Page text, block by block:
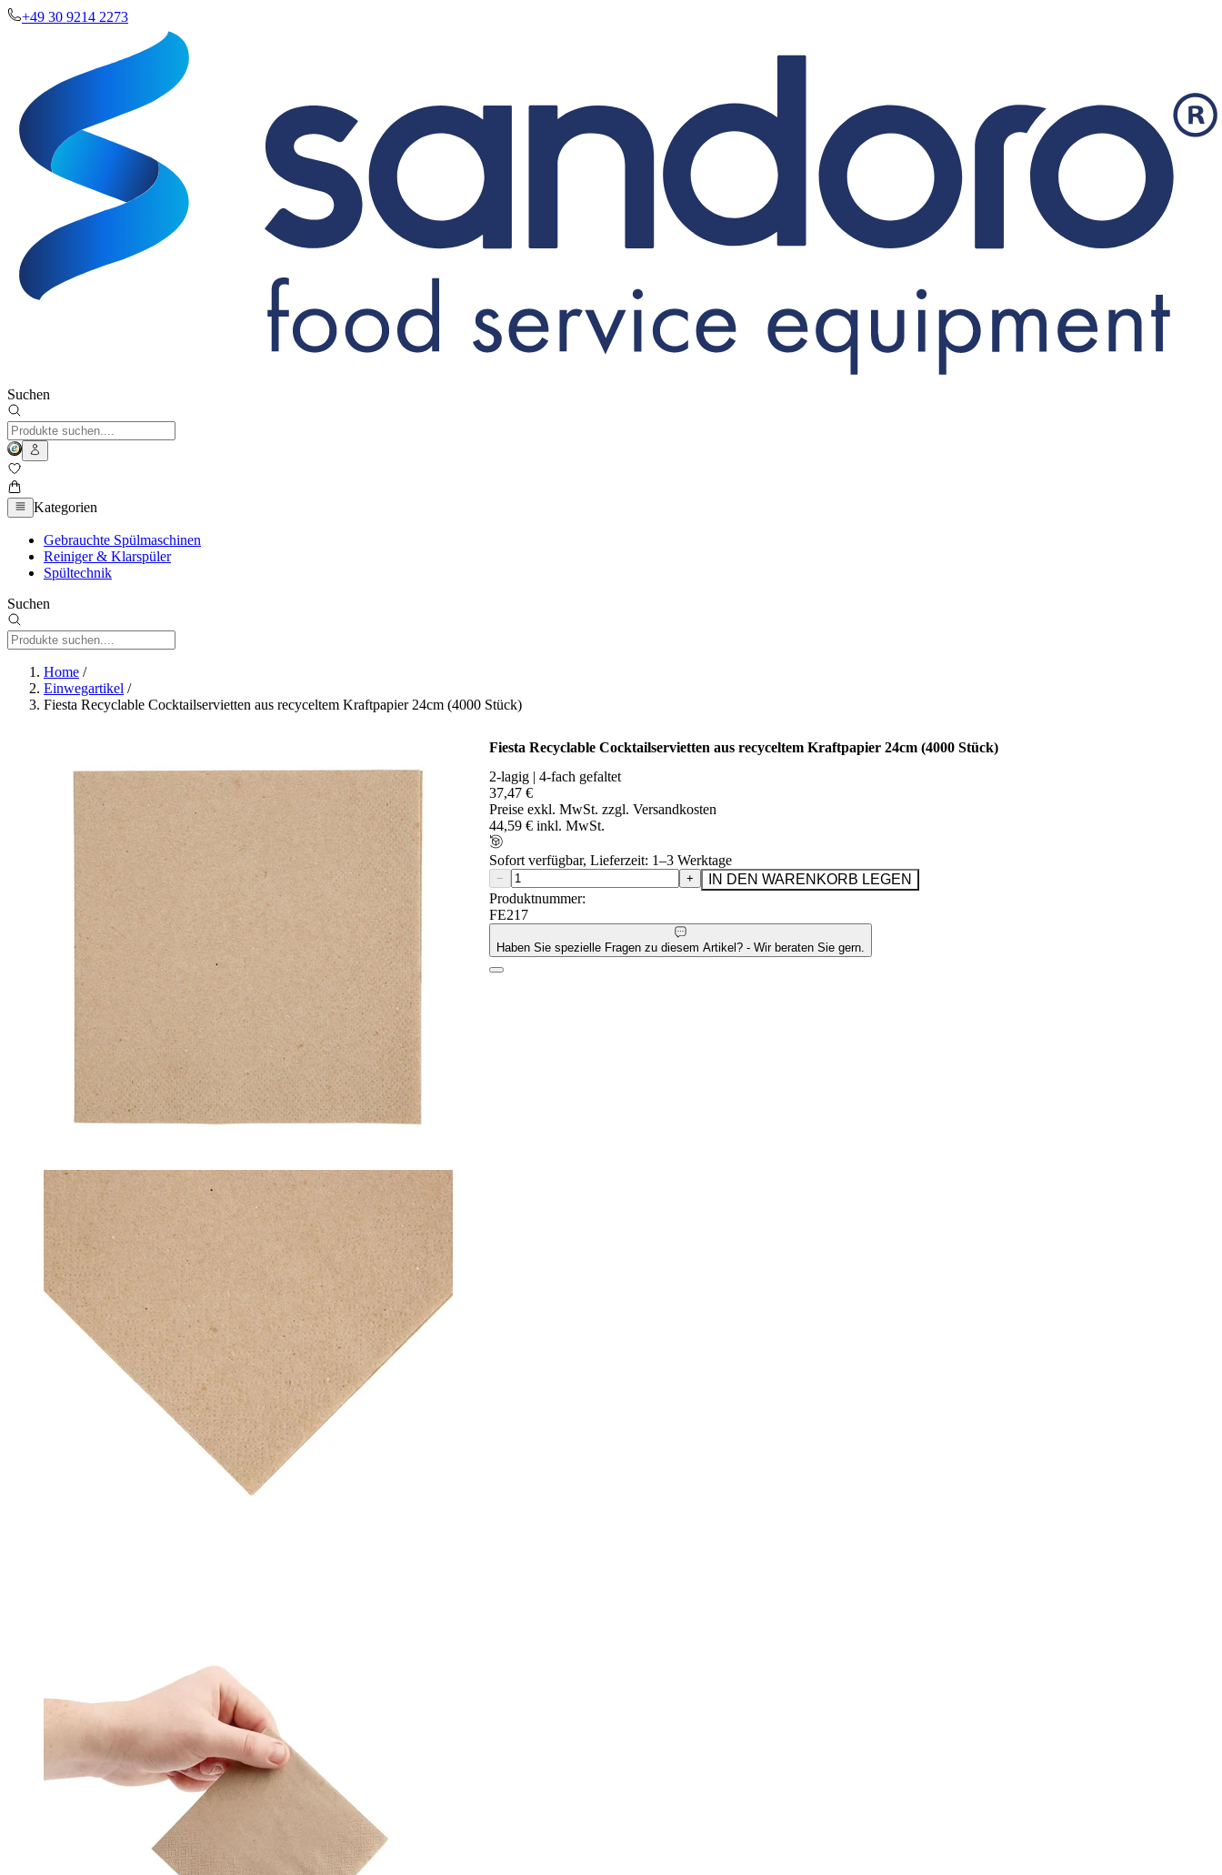
+49 30 9214 2273
Suchen
Kategorien
Gebrauchte Spülmaschinen
Reiniger & Klarspüler
Spültechnik
Suchen
Home /
Einwegartikel /
Fiesta Recyclable Cocktailservietten aus recyceltem Kraftpapier 24cm (4000 Stück)
Fiesta Recyclable Cocktailservietten aus recyceltem Kraftpapier 24cm (4000 Stück)
2-lagig | 4-fach gefaltet
37,47 €
Preise exkl. MwSt. zzgl. Versandkosten
44,59 € inkl. MwSt.
Sofort verfügbar, Lieferzeit: 1–3 Werktage
− +
IN DEN WARENKORB LEGEN
Produktnummer:
FE217
Haben Sie spezielle Fragen zu diesem Artikel? - Wir beraten Sie gern.